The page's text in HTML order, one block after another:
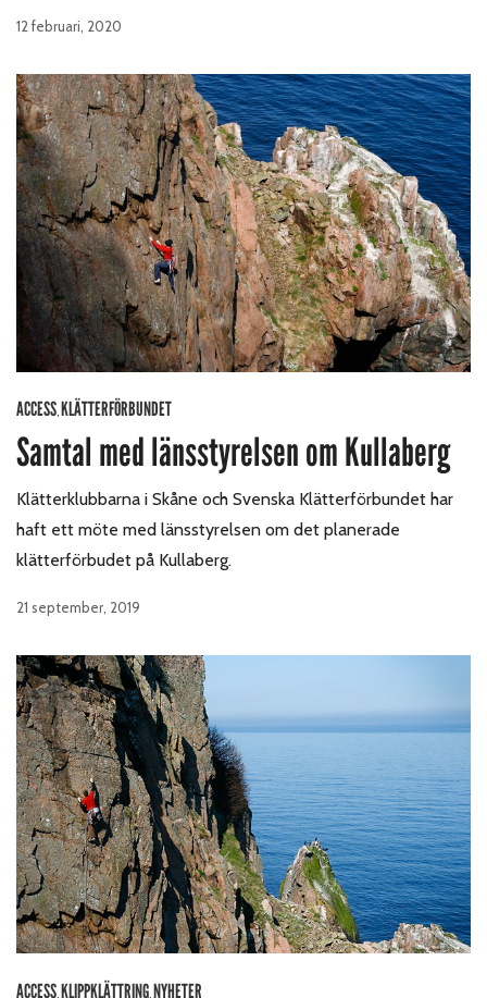
12 februari, 2020
ACCESS,KLÄTTERFÖRBUNDET
Samtal med länsstyrelsen om Kullaberg
Klätterklubbarna i Skåne och Svenska Klätterförbundet har
haft ett möte med länsstyrelsen om det planerade
klätterförbudet på Kullaberg.
21 september, 2019
ACCESS,KLIPPKLÄTTRING,NYHETER